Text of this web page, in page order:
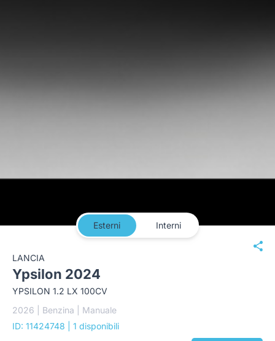
Esterni Interni
LANCIA
Ypsilon 2024
YPSILON 1.2 LX 100CV
2026 | Benzina | Manuale
ID: 11424748
| 1 disponibili